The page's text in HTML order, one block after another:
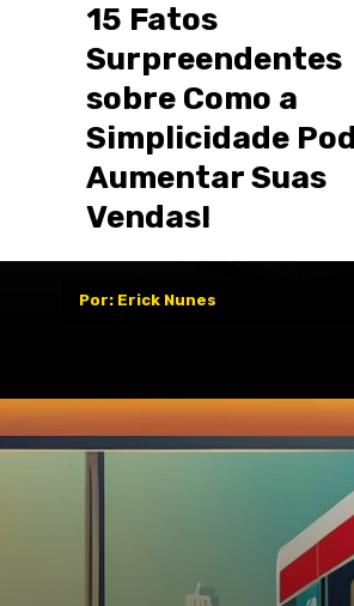
15 Fatos
Surpreendentes
sobre Como a
Simplicidade
Aumentar Suas
Vendas!
Por: Erick Nunes